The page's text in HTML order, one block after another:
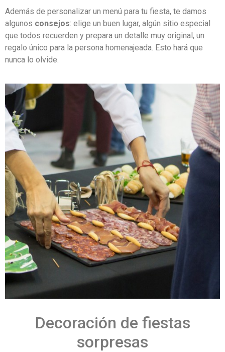
Además de personalizar un menú para tu fiesta, te damos
algunos consejos: elige un buen lugar, algún sitio especial
que todos recuerden y prepara un detalle muy original, un
regalo único para la persona homenajeada. Esto hará que
nunca lo olvide.
Decoración de fiestas
sorpresas